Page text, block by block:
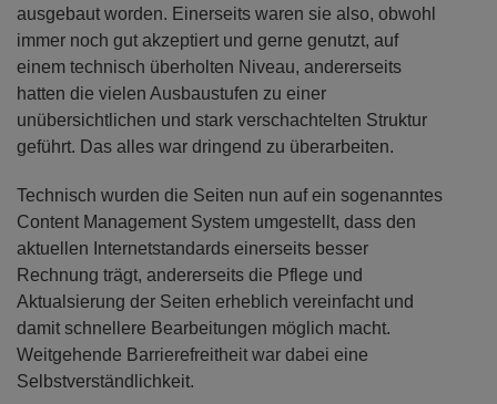
ausgebaut worden. Einerseits waren sie also, obwohl
immer noch gut akzeptiert und gerne genutzt, auf
einem technisch überholten Niveau, andererseits
hatten die vielen Ausbaustufen zu einer
unübersichtlichen und stark verschachtelten Struktur
geführt. Das alles war dringend zu überarbeiten.
Technisch wurden die Seiten nun auf ein sogenanntes
Content Management System umgestellt, dass den
aktuellen Internetstandards einerseits besser
Rechnung trägt, andererseits die Pflege und
Aktualsierung der Seiten erheblich vereinfacht und
damit schnellere Bearbeitungen möglich macht.
Weitgehende Barrierefreitheit war dabei eine
Selbstverständlichkeit.